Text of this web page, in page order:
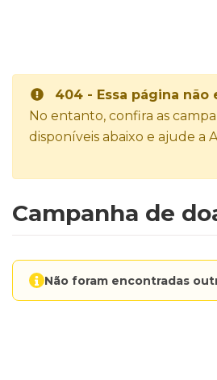
404 - Essa página não
No entanto, confira as
disponíveis abaixo e ajude a
Campanha de
Não foram encontradas